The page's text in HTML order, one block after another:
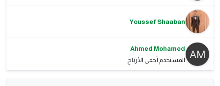
Youssef Shaaban
Ahmed Mohamed
المستخدم أخفى الأرباح